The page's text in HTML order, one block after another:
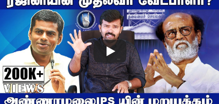
அரசியல் அரசியல் காணொளி
யார் இந்த அண்ணாமலை
ஐபிஎஸ் ?
JUL 29, 2020